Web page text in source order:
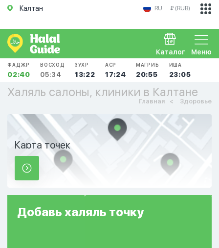
Калтан RU ₽ (RUB)
Меню
Каталог
ФАДЖР
02:40
ВОСХОД
05:34
ЗУХР
13:22
АСР
17:24
МАГРИБ
20:55
ИША
23:05
Халяль салоны, клиники в Калтане
Главная Здоровье
Карта точек
Добавь халяль точку